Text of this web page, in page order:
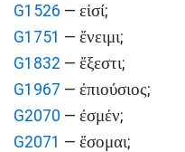
G1526 — εἰσί;
G1751 — ἔνειμι;
G1832 — ἔξεστι;
G1967 — ἐπιούσιος;
G2070 — ἐσμέν;
G2071 — ἔσομαι;